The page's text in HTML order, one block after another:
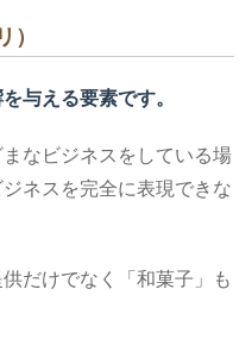
与える要素です。
なビジネスをしている場
ネスを完全に表現できな
だけでなく「和菓子」も